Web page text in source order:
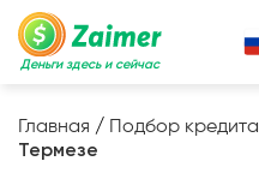
Деньги здесь и сейчас
Кредит под залог
Главная / Подбор кредита
Термезе